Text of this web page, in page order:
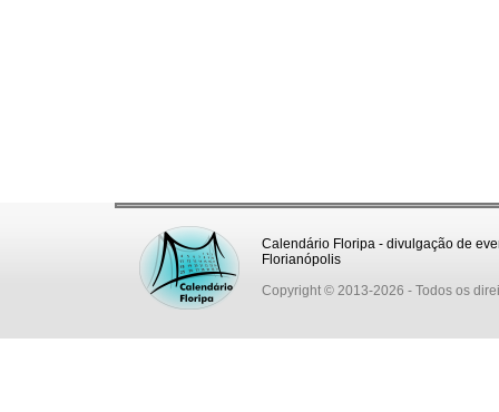
Calendário Floripa - divulgação de
Florianópolis
Copyright © 2013-2026 - Todos os